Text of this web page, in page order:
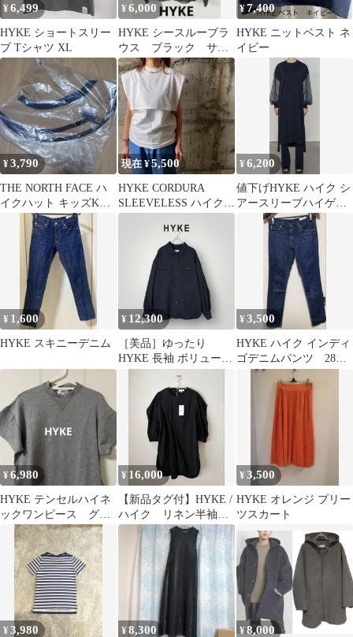
¥6,499
HYKE ショートスリー
ブ Tシャツ XL
¥6,000
HYKE シースルーブラ
ウス ブラック サイ
ズ2
¥7,400
HYKE ニットベスト ネ
イビー
¥3,790
THE NORTH FACE ハ
イクハット キッズKL
新品・未使用
現在 ¥5,500
HYKE CORDURA
SLEEVELESS ハイク T
シャツ コーデュラ
¥6,200
値下げHYKE ハイク シ
アースリーブハイゲー
ジコットンワンピース
ブラック
¥ 1,600
HYKE スキニーデニム
¥ 12,300
［美品］ゆったり
HYKE 長袖 ボリューム
ギャザー スリーブシャ
¥3,500
HYKE ハイク インディ
ゴデニムパンツ 28イ
ンチ
¥6,980
HYKE テンセルハイネ
ックワンピース グレ
ー size2
¥ 16,000
【新品タグ付】HYKE /
ハイク リネン半袖ブ
ラウス
¥3,500
HYKE オレンジ プリー
ツスカート
¥3,980 ¥8,300 ¥8,000